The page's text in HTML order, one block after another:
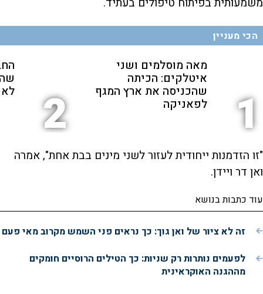
הכי מעניין
1
מאה מוסלמים ושני
איטלקים: הכיתה
שהכניסה את ארץ המגף
לפאניקה 2
"זו הזדמנות ייחודית לעזור לשני מינים בבת אחת", אמרה
ואן דר ויידן.
עוד כתבות בנושא
זה לא ציור של ואן גוך: כך נראים פני השמש מקרוב מאי פעם
לפעמים נותרות רק שניות: כך הטילים הרוסיים חומקים
מההגנה האוקראינית